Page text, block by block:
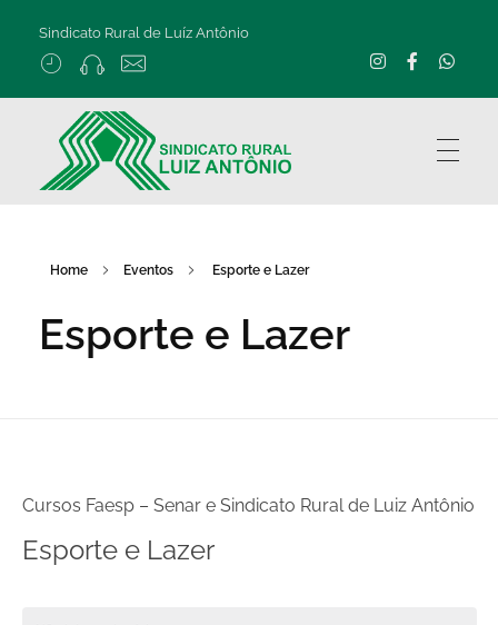
Sindicato Rural de Luíz Antônio
Home Eventos Esporte e Lazer
Esporte e Lazer
Cursos Faesp – Senar e Sindicato Rural de Luiz Antônio
Esporte e Lazer